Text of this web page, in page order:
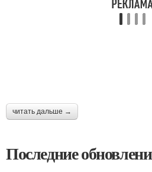
читать дальше →
Последние